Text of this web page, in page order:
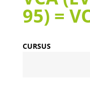
95) =
CURSUS